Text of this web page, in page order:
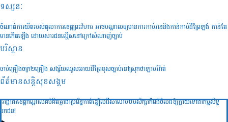
ទស្សនៈ
ចំណាត់ការយឺតរបស់តុលាការខេត្តព្រះវិហារ អាចបណ្តាលឲ្យមានការកាប់រាននិងកាន់កាប់ដីព្រៃឡង់ កាន់តែ
មានកើតឡើង ដោយសារជនល្មើសនៅក្រៅសំណាញ់ច្បាប់
បរិស្ថាន
ចាប់គ្រឿងចក្រ២គ្រឿង សង្ស័យឈូសឆាយដីព្រៃខុសច្បាប់នៅស្រុកថាឡាបរិវ៉ាត់
ព័ត៌មានសន្តិសុខ​សង្គម
អាជ្ញាធរខេត្តកណ្តាលគប់គិតគ្នាជាប្រព័ន្ធកាត់ឆ្វៀលដីសាលាបឋមសិក្សាកំពង់ចំលងឱ្យក្លាយទៅជាកម្មសិទ្ធ
ឯកជន!